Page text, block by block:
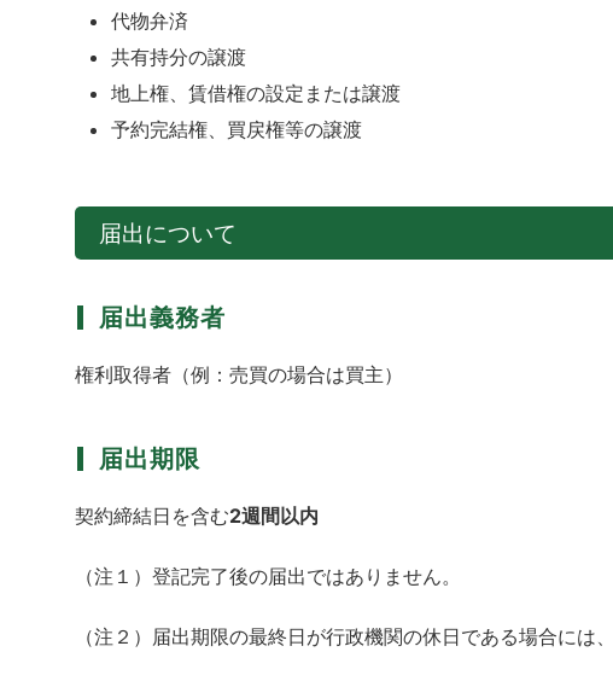
代物弁済
共有持分の譲渡
地上権、賃借権の設定または譲渡
予約完結権、買戻権等の譲渡
届出について
届出義務者
権利取得者（例：売買の場合は買主）
届出期限
契約締結日を含む2週間以内
（注１）登記完了後の届出ではありません。
（注２）届出期限の最終日が行政機関の休日である場合には